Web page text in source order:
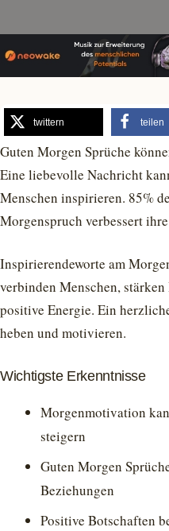
twittern teilen
Guten Morgen Sprüche
Eine liebevolle Nachricht
Menschen inspirieren. 85%
Morgenspruch verbessert
Inspirierendeworte am
verbinden Menschen,
positive Energie. Ein
heben und motivieren.
Wichtigste Erkenntnisse
Morgenmotivation
steigern
Guten Morgen
Beziehungen
Positive Botschaften